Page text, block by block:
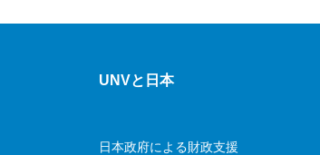
UNVと日本
日本政府による財政支援